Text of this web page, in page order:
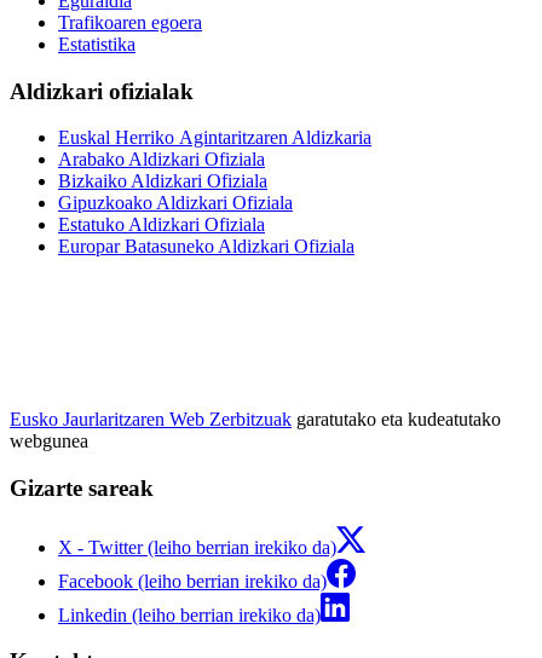
Trafikoaren egoera
Estatistika
Aldizkari ofizialak
Euskal Herriko Agintaritzaren Aldizkaria
Arabako Aldizkari Ofiziala
Bizkaiko Aldizkari Ofiziala
Gipuzkoako Aldizkari Ofiziala
Estatuko Aldizkari Ofiziala
Europar Batasuneko Aldizkari Ofiziala
Eusko Jaurlaritzaren Web Zerbitzuak garatutako eta kudeatutako
webgunea
Gizarte sareak
X - Twitter (leiho berrian irekiko da)
Facebook (leiho berrian irekiko da)
Linkedin (leiho berrian irekiko da)